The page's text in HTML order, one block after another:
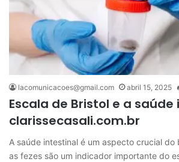
lacomunicacoes@gmail.com abril 15, 2025
Escala de Bristol e a
clarissecasali.com.br
A saúde intestinal é um aspecto crucial do
as fezes são um indicador importante do